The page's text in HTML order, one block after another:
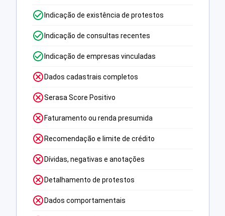
Indicação de existência de protestos
Indicação de consultas recentes
Indicação de empresas vinculadas
Dados cadastrais completos
Serasa Score Positivo
Faturamento ou renda presumida
Recomendação e limite de crédito
Dívidas, negativas e anotações
Detalhamento de protestos
Dados comportamentais